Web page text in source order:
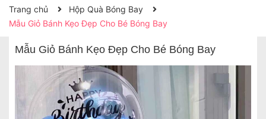
Trang chủ
Hộp Quà Bóng Bay
Mẫu Giỏ Bánh Kẹo Đẹp Cho Bé Bóng Bay
Mẫu Giỏ Bánh Kẹo Đẹp Cho Bé Bóng Bay